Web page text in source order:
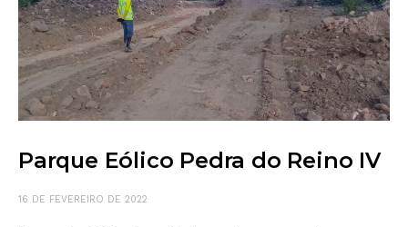
Parque Eólico Pedra do Reino IV
16 DE FEVEREIRO DE 2022